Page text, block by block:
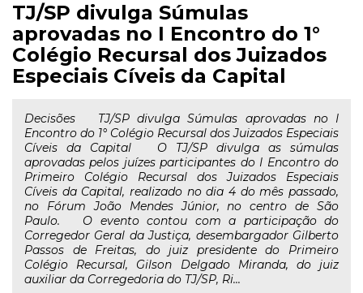
TJ/SP divulga Súmulas
aprovadas no I Encontro do 1°
Colégio Recursal dos Juizados
Especiais Cíveis da Capital
Decisões TJ/SP divulga Súmulas aprovadas no I
Encontro do 1° Colégio Recursal dos Juizados Especiais
Cíveis da Capital O TJ/SP divulga as súmulas
aprovadas pelos juízes participantes do I Encontro do
Primeiro Colégio Recursal dos Juizados Especiais
Cíveis da Capital, realizado no dia 4 do mês passado,
no Fórum João Mendes Júnior, no centro de São
Paulo. O evento contou com a participação do
Corregedor Geral da Justiça, desembargador Gilberto
Passos de Freitas, do juiz presidente do Primeiro
Colégio Recursal, Gilson Delgado Miranda, do juiz
auxiliar da Corregedoria do TJ/SP, Ri...